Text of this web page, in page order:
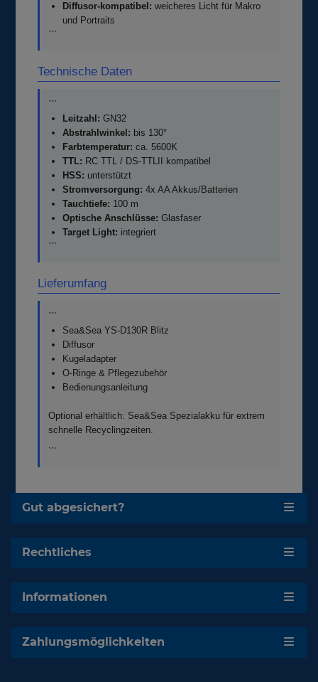
Diffusor-kompatibel: weicheres Licht für Makro
und Portraits
```
Technische Daten
```
Leitzahl: GN32
Abstrahlwinkel: bis 130°
Farbtemperatur: ca. 5600K
TTL: RC TTL / DS-TTLII kompatibel
HSS: unterstützt
Stromversorgung: 4x AA Akkus/Batterien
Tauchtiefe: 100 m
Optische Anschlüsse: Glasfaser
Target Light: integriert
```
Lieferumfang
```
Sea&Sea YS-D130R Blitz
Diffusor
Kugeladapter
O-Ringe & Pflegezubehör
Bedienungsanleitung
Optional erhältlich: Sea&Sea Spezialakku für extrem
schnelle Recyclingzeiten.
```
Gut abgesichert?
Rechtliches
Informationen
Zahlungsmöglichkeiten